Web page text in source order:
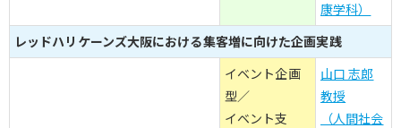
康学科）
レッドハリケーンズ大阪における集客増に向けた企画実践
イベント企画
型／
イベント支
山口 志郎
教授
（人間社会